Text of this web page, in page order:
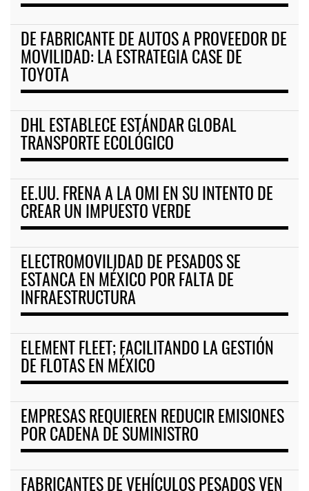
DE FABRICANTE DE AUTOS A PROVEEDOR DE
MOVILIDAD: LA ESTRATEGIA CASE DE
TOYOTA
DHL ESTABLECE ESTÁNDAR GLOBAL
TRANSPORTE ECOLÓGICO
EE.UU. FRENA A LA OMI EN SU INTENTO DE
CREAR UN IMPUESTO VERDE
ELECTROMOVILIDAD DE PESADOS SE
ESTANCA EN MÉXICO POR FALTA DE
INFRAESTRUCTURA
ELEMENT FLEET; FACILITANDO LA GESTIÓN
DE FLOTAS EN MÉXICO
EMPRESAS REQUIEREN REDUCIR EMISIONES
POR CADENA DE SUMINISTRO
FABRICANTES DE VEHÍCULOS PESADOS VEN